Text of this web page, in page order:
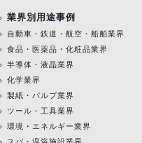
業界別用途事例
自動車・鉄道・航空・船舶業界
食品・医薬品・化粧品業界
半導体・液晶業界
化学業界
製紙・パルプ業界
ツール・工具業界
環境・エネルギー業界